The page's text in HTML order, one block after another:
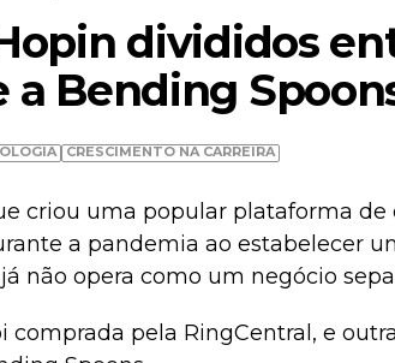
divididos
a Bending
CRESCIMENTO NA CARREIRA
criou uma popular plataforma de
a pandemia ao estabelecer
não opera como um negócio
comprada pela RingCentral, e